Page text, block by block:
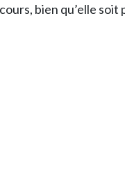
bien qu’elle soit